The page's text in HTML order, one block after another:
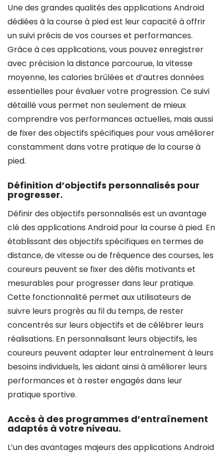
Une des grandes qualités des applications Android
dédiées à la course à pied est leur capacité à offrir
un suivi précis de vos courses et performances.
Grâce à ces applications, vous pouvez enregistrer
avec précision la distance parcourue, la vitesse
moyenne, les calories brûlées et d’autres données
essentielles pour évaluer votre progression. Ce suivi
détaillé vous permet non seulement de mieux
comprendre vos performances actuelles, mais aussi
de fixer des objectifs spécifiques pour vous améliorer
constamment dans votre pratique de la course à
pied.
Définition d’objectifs personnalisés pour
progresser.
Définir des objectifs personnalisés est un avantage
clé des applications Android pour la course à pied. En
établissant des objectifs spécifiques en termes de
distance, de vitesse ou de fréquence des courses, les
coureurs peuvent se fixer des défis motivants et
mesurables pour progresser dans leur pratique.
Cette fonctionnalité permet aux utilisateurs de
suivre leurs progrès au fil du temps, de rester
concentrés sur leurs objectifs et de célébrer leurs
réalisations. En personnalisant leurs objectifs, les
coureurs peuvent adapter leur entraînement à leurs
besoins individuels, les aidant ainsi à améliorer leurs
performances et à rester engagés dans leur
pratique sportive.
Accès à des programmes d’entraînement
adaptés à votre niveau.
L’un des avantages majeurs des applications Android